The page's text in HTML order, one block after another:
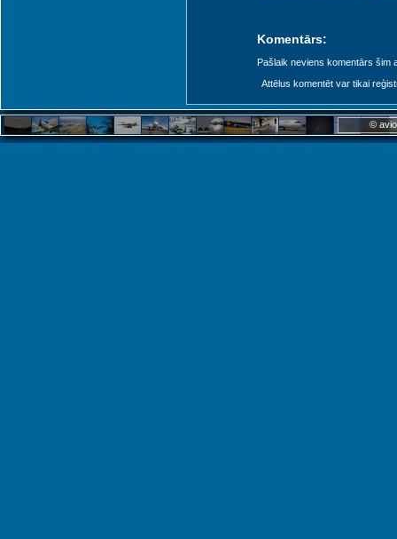
Komentārs:
Pašlaik neviens komentārs šim
Attēlus komentēt var tikai
©